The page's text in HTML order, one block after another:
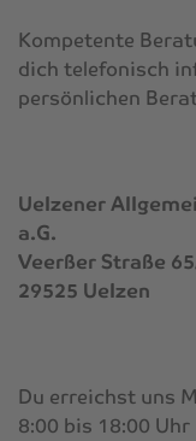
Kompetente
dich telefonisch
persönlichen
Uelzener
a.G.
Veerßer Straße
29525 Uelzen
Du erreichst uns
8:00 bis 18:00 Uhr